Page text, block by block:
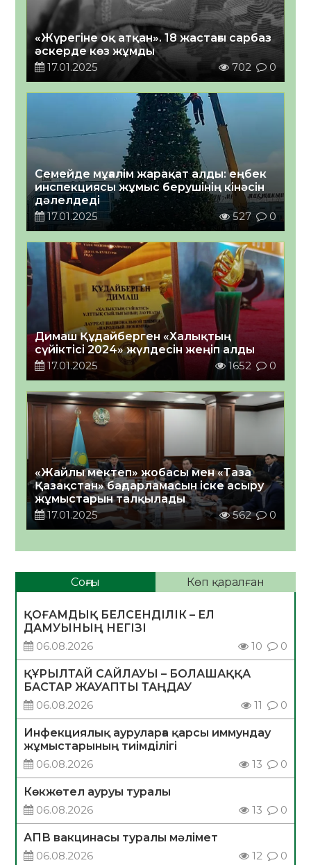
«Жүрегіне оқ атқан». 18 жастағы сарбаз
әскерде көз жұмды
17.01.2025
702 0
Семейде мұғалім жарақат алды: еңбек
инспекциясы жұмыс берушінің кінәсін
дәлелдеді
17.01.2025
527 0
Димаш Құдайберген «Халықтың
сүйіктісі 2024» жүлдесін жеңіп алды
17.01.2025
1652 0
«Жайлы мектеп» жобасы мен «Таза
Қазақстан» бағдарламасын іске асыру
жұмыстарын талқылады
17.01.2025
562 0
Соңғы Көп қаралған
ҚОҒАМДЫҚ БЕЛСЕНДІЛІК – ЕЛ
ДАМУЫНЫҢ НЕГІЗІ
06.08.2026
10 0
ҚҰРЫЛТАЙ САЙЛАУЫ – БОЛАШАҚҚА
БАСТАР ЖАУАПТЫ ТАҢДАУ
06.08.2026
11 0
Инфекциялық ауруларға қарсы иммундау
жұмыстарының тиімділігі
06.08.2026
13 0
Көкжөтел ауруы туралы
06.08.2026
13 0
АПВ вакцинасы туралы мәлімет
06.08.2026
12 0